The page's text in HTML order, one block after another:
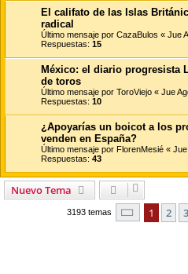
El califato de las Islas
radical
Último mensaje por CazaBulos « Jue
Respuestas: 15
México: el diario progresista
de toros
Último mensaje por ToroViejo « Jue
Respuestas: 10
¿Apoyarías un boicot a los
venden en España?
Último mensaje por FlorenMesié «
Respuestas: 43
Nuevo Tema
3193 temas Página de
1 2 3